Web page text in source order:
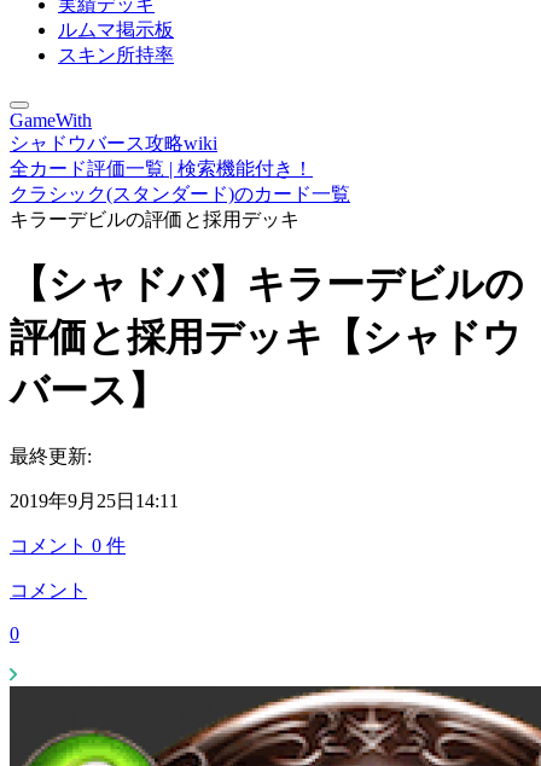
実績デッキ
ルムマ掲示板
スキン所持率
GameWith
シャドウバース攻略wiki
全カード評価一覧 | 検索機能付き！
クラシック(スタンダード)のカード一覧
キラーデビルの評価と採用デッキ
【シャドバ】キラーデビルの
評価と採用デッキ【シャドウ
バース】
最終更新:
2019年9月25日14:11
コメント 0 件
コメント
0